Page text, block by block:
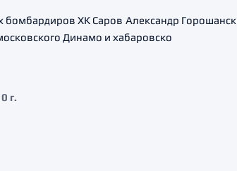
бомбардиров ХК Саров Александр
Динамо и хабаровско
г.